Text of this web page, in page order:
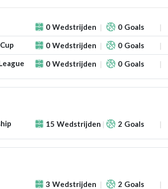
0 Wedstrijden 0 Goals
0 Wedstrijden 0 Goals
0 Wedstrijden 0 Goals
15 Wedstrijden 2 Goals
3 Wedstrijden 2 Goals